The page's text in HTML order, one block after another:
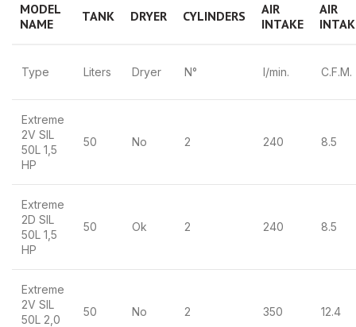
MODEL
NAME
TANK DRYER CYLINDERS
AIR
INTAKE
AIR
Type Liters Dryer N° l/min. C.F.M.
Extreme
2V SIL
50L 1,5
HP
50 No 2 240 8.5
Extreme
2D SIL
50L 1,5
HP
50 Ok 2 240 8.5
Extreme
2V SIL
50L 2,0
50 No 2 350 12.4